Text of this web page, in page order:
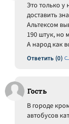
Ответить (0)
Это только у
доставить
Альтексом
190 штук, но
А народ как
Гость
В городе
автобусов